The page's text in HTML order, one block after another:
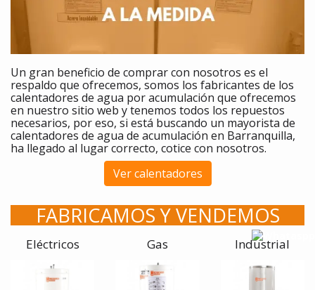
Un gran beneficio de comprarcon nosotros es el
respaldo que ofrecemos, somos los fabricantes de los
calentadores de agua por acumulación que ofrecemos
en nuestro sitio web y tenemos todos los repuestos
necesarios, por eso, si está buscando un mayorista de
calentadores de agua de acumulación en Barranquilla,
ha llegado al lugar correcto, cotice con nosotros.
Ver calentadores
FABRICAMOS Y VENDEMOS
Eléctricos Gas Industrial